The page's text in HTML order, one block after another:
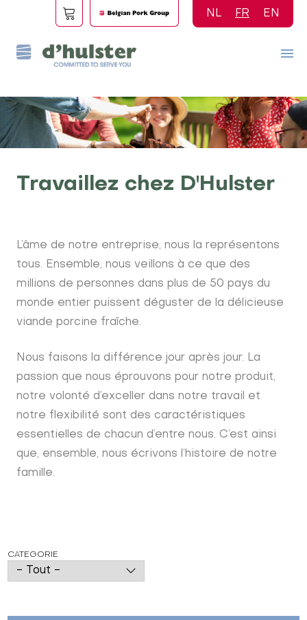
principal
NL FR EN
Travaillez chez D'Hulster
L’âme de notre entreprise, nous la représentons
tous. Ensemble, nous veillons à ce que des
millions de personnes dans plus de 50 pays du
monde entier puissent déguster de la délicieuse
viande porcine fraîche.
Nous faisons la différence jour après jour. La
passion que nous éprouvons pour notre produit,
notre volonté d’exceller dans notre travail et
notre flexibilité sont des caractéristiques
essentielles de chacun d’entre nous. C’est ainsi
que, ensemble, nous écrivons l’histoire de notre
famille.
CATEGORIE